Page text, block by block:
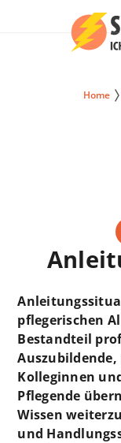
Home
pflegerischen
Bestandteil
Kolleginnen
Pflegende
Wissen
und